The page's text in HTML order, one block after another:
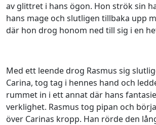
av glittret i hans ögon. Hon strök sin
hans mage och slutligen tillbaka upp
där hon drog honom ned till sig i en
Med ett leende drog Rasmus sig
Carina, tog tag i hennes hand och
rummet in i ett annat där hans
verklighet. Rasmus tog pipan och
över Carinas kropp. Han rörde den